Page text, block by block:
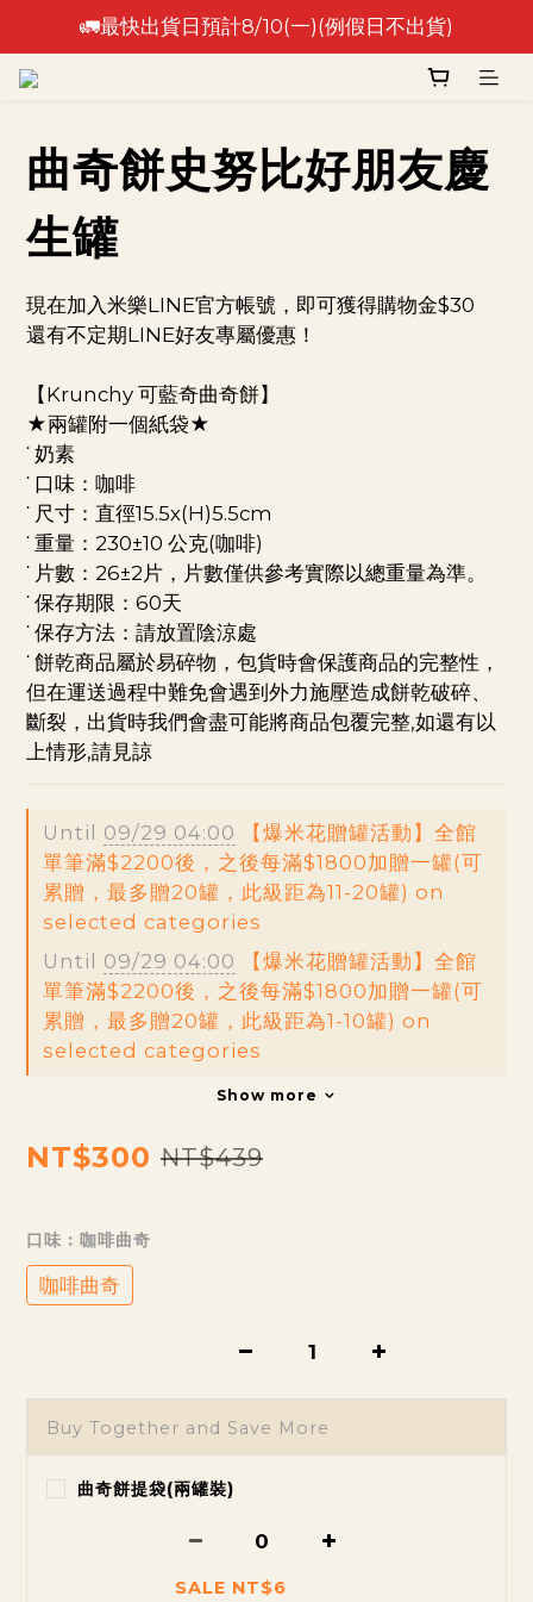
🚛最快出貨日預計8/10(一)(例假日不出貨)
🚛最快出貨日預計8/10(一)(例假日不出貨)
⚠️出貨日非到貨日，實際到貨依物流作業時間為準⚠️
曲奇餅史努比好朋友慶
生罐
現在加入米樂LINE官方帳號，即可獲得購物金$30
還有不定期LINE好友專屬優惠！
【Krunchy 可藍奇曲奇餅】
★兩罐附一個紙袋★
˙ 奶素
˙ 口味：咖啡
˙ 尺寸：直徑15.5x(H)5.5cm
˙ 重量：230±10 公克(咖啡)
˙ 片數：26±2片，片數僅供參考實際以總重量為準。
˙ 保存期限：60天
˙ 保存方法：請放置陰涼處
˙ 餅乾商品屬於易碎物，包貨時會保護商品的完整性，
但在運送過程中難免會遇到外力施壓造成餅乾破碎、
斷裂，出貨時我們會盡可能將商品包覆完整,如還有以
上情形,請見諒
Until 09/29 04:00 【爆米花贈罐活動】全館
單筆滿$2200後，之後每滿$1800加贈一罐(可
累贈，最多贈20罐，此級距為11-20罐) on
selected categories
Until 09/29 04:00 【爆米花贈罐活動】全館
單筆滿$2200後，之後每滿$1800加贈一罐(可
累贈，最多贈20罐，此級距為1-10罐) on
selected categories
Show more
NT$300 NT$439
口味 : 咖啡曲奇
咖啡曲奇
Buy Together and Save More
曲奇餅提袋(兩罐裝)
SALE NT$6